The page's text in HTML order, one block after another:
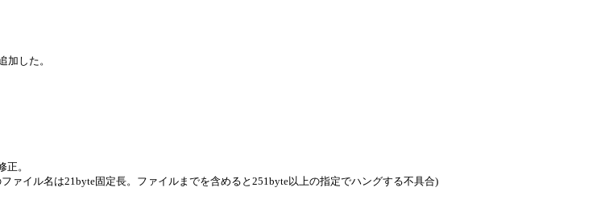
した。
。
イル名は21byte固定長。ファイルまでを含めると251byte以上の指定でハングする不具合)